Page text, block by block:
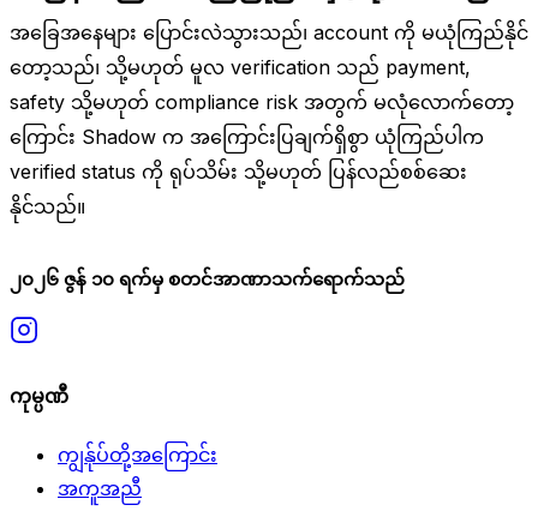
အခြေအနေများ ပြောင်းလဲသွားသည်၊ account ကို မယုံကြည်နိုင်
တော့သည်၊ သို့မဟုတ် မူလ verification သည် payment,
safety သို့မဟုတ် compliance risk အတွက် မလုံလောက်တော့
ကြောင်း Shadow က အကြောင်းပြချက်ရှိစွာ ယုံကြည်ပါက
verified status ကို ရုပ်သိမ်း သို့မဟုတ် ပြန်လည်စစ်ဆေး
နိုင်သည်။
၂၀၂၆ ဇွန် ၁၀ ရက်မှ စတင်အာဏာသက်ရောက်သည်
ကုမ္ပဏီ
ကျွန်ုပ်တို့အကြောင်း
အကူအညီ